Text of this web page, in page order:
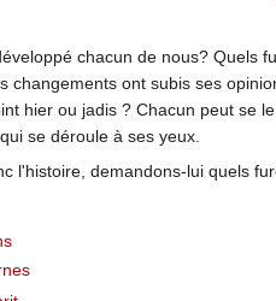
chacun de nous? Quels
changements ont subis ses
hier ou jadis ? Chacun peut se
se déroule à ses yeux.
l'histoire, demandons-lui quels